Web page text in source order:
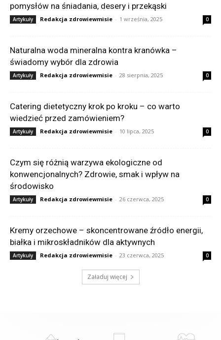
pomysłów na śniadania, desery i przekąski
Artykuły Redakcja zdrowiewmisie - 1 września, 2025 0
Naturalna woda mineralna kontra kranówka –
świadomy wybór dla zdrowia
Artykuły Redakcja zdrowiewmisie - 28 sierpnia, 2025 0
Catering dietetyczny krok po kroku – co warto
wiedzieć przed zamówieniem?
Artykuły Redakcja zdrowiewmisie - 10 lipca, 2025 0
Czym się różnią warzywa ekologiczne od
konwencjonalnych? Zdrowie, smak i wpływ na
środowisko
Artykuły Redakcja zdrowiewmisie - 26 czerwca, 2025 0
Kremy orzechowe – skoncentrowane źródło energii,
białka i mikroskładników dla aktywnych
Artykuły Redakcja zdrowiewmisie - 23 czerwca, 2025 0
Załaduj więcej